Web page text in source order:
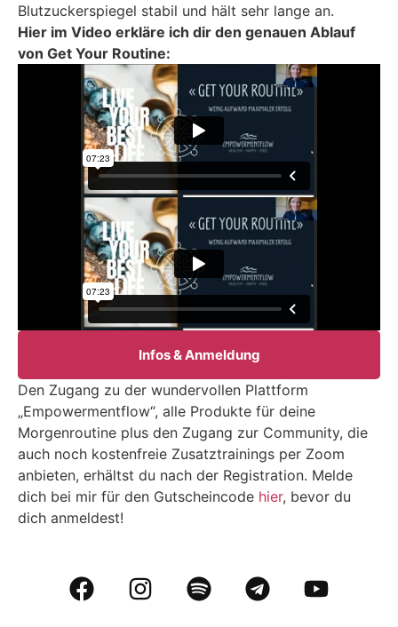
Blutzuckerspiegel stabil und hält sehr lange an.
Hier im Video erkläre ich dir den genauen Ablauf
von Get Your Routine:
Infos & Anmeldung
Den Zugang zu der wundervollen Plattform
„Empowermentflow“, alle Produkte für deine
Morgenroutine plus den Zugang zur Community, die
auch noch kostenfreie Zusatztrainings per Zoom
anbieten, erhältst du nach der Registration. Melde
dich bei mir für den Gutscheincode hier, bevor du
dich anmeldest!